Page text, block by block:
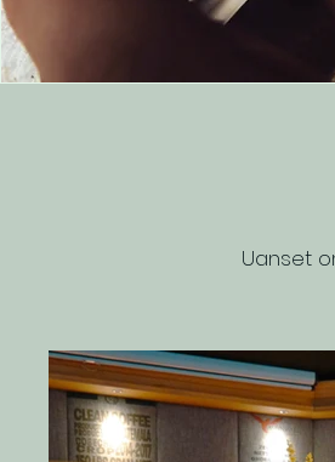
Uanset